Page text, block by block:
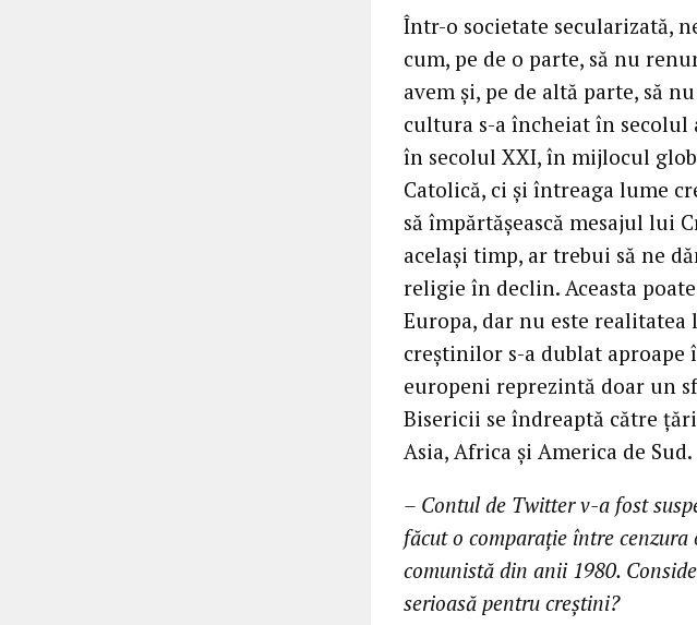
Într-o societate secularizată,
cum, pe de o parte, să nu
avem și, pe de altă parte, să
cultura s-a încheiat în secolul
în secolul XXI, în mijlocul
Catolică, ci și întreaga lume
să împărtășească mesajul lui
același timp, ar trebui să ne
religie în declin. Aceasta
Europa, dar nu este
creștinilor s-a dublat
europeni reprezintă doar un
Bisericii se îndreaptă către
Asia, Africa și America de Sud.
– Contul de Twitter v-a fost
făcut o comparație între
comunistă din anii 1980.
serioasă pentru creștini?